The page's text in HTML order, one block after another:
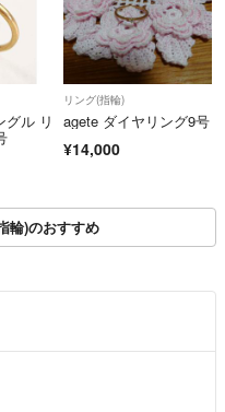
グル リ
リング(指輪)
agete ダイヤリング9号
¥14,000
輪)のおすすめ